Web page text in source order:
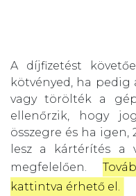
A díjfizetést
kötvényed, ha
vagy törölték a
ellenőrzik, hogy
összegre és ha
lesz a kártérítés a
megfelelően.
kattintva érhető el.